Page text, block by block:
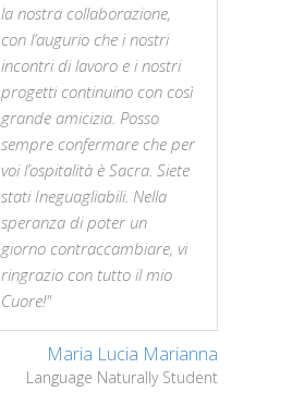
la nostra collaborazione,
con l’augurio che i nostri
incontri di lavoro e i nostri
progetti continuino con così
grande amicizia. Posso
sempre confermare che per
voi l’ospitalità è Sacra. Siete
stati Ineguagliabili. Nella
speranza di poter un
giorno contraccambiare, vi
ringrazio con tutto il mio
Cuore!"
Maria Lucia Marianna
Language Naturally Student